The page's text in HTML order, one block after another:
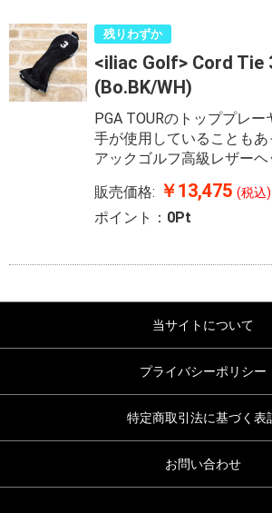
残りわずか
<iliac Golf> Cord Tie
(Bo.BK/WH)
PGA TOURのトッププレ
手が使用していることもあ
アックゴルフ高級レザーヘ
販売価格: ￥13,475(税込)
ポイント： 0Pt
当サイトについて
プライバシーポリシー
特定商取引法に基づく表
お問い合わせ